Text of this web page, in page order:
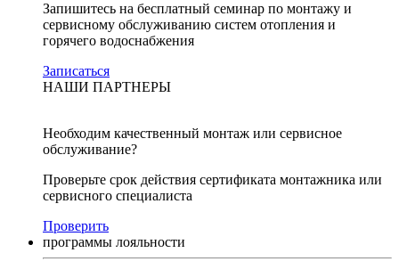
Запишитесь на бесплатный семинар по монтажу и
сервисному обслуживанию систем отопления и
горячего водоснабжения
Записаться
НАШИ ПАРТНЕРЫ
Необходим качественный монтаж или сервисное
обслуживание?
Проверьте срок действия сертификата монтажника или
сервисного специалиста
Проверить
программы лояльности